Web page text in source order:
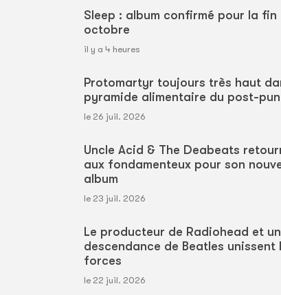
Sleep : album confirmé pour la fin
octobre
il y a 4 heures
Protomartyr toujours très haut
pyramide alimentaire du post-
le 26 juil. 2026
Uncle Acid & The Deabeats
aux fondamenteux pour son
album
le 23 juil. 2026
Le producteur de Radiohead et
descendance de Beatles unissent
forces
le 22 juil. 2026